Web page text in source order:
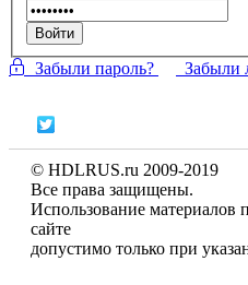
Войти
Забыли пароль? Забыли
© HDLRUS.ru 2009-2019
Все права защищены.
Использование материалов
сайте
допустимо только при